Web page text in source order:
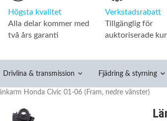
Högsta kvalitet
Alla delar kommer med
två års garanti
Verkstadsrabatt
Tillgänglig för
auktoriserade
Drivlina & transmission Fjädring & styrning
Honda Civic 01-06 (Fram, nedre vänster)